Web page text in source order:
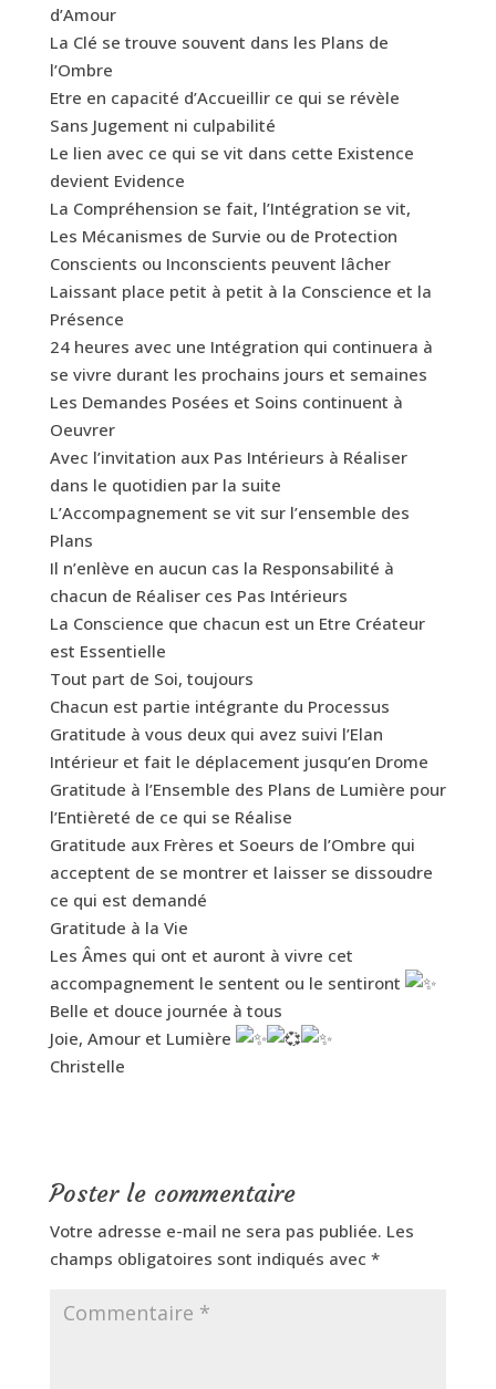
d’Amour
La Clé se trouve souvent dans les Plans de
l’Ombre
Etre en capacité d’Accueillir ce qui se révèle
Sans Jugement ni culpabilité
Le lien avec ce qui se vit dans cette Existence
devient Evidence
La Compréhension se fait, l’Intégration se vit,
Les Mécanismes de Survie ou de Protection
Conscients ou Inconscients peuvent lâcher
Laissant place petit à petit à la Conscience et la
Présence
24 heures avec une Intégration qui continuera à
se vivre durant les prochains jours et semaines
Les Demandes Posées et Soins continuent à
Oeuvrer
Avec l’invitation aux Pas Intérieurs à Réaliser
dans le quotidien par la suite
L’Accompagnement se vit sur l’ensemble des
Plans
Il n’enlève en aucun cas la Responsabilité à
chacun de Réaliser ces Pas Intérieurs
La Conscience que chacun est un Etre Créateur
est Essentielle
Tout part de Soi, toujours
Chacun est partie intégrante du Processus
Gratitude à vous deux qui avez suivi l’Elan
Intérieur et fait le déplacement jusqu’en Drome
Gratitude à l’Ensemble des Plans de Lumière pour
l’Entièreté de ce qui se Réalise
Gratitude aux Frères et Soeurs de l’Ombre qui
acceptent de se montrer et laisser se dissoudre
ce qui est demandé
Gratitude à la Vie
Les Âmes qui ont et auront à vivre cet
accompagnement le sentent ou le sentiront
Belle et douce journée à tous
Joie, Amour et Lumière
Christelle
Poster le commentaire
Votre adresse e-mail ne sera pas publiée. Les
champs obligatoires sont indiqués avec *